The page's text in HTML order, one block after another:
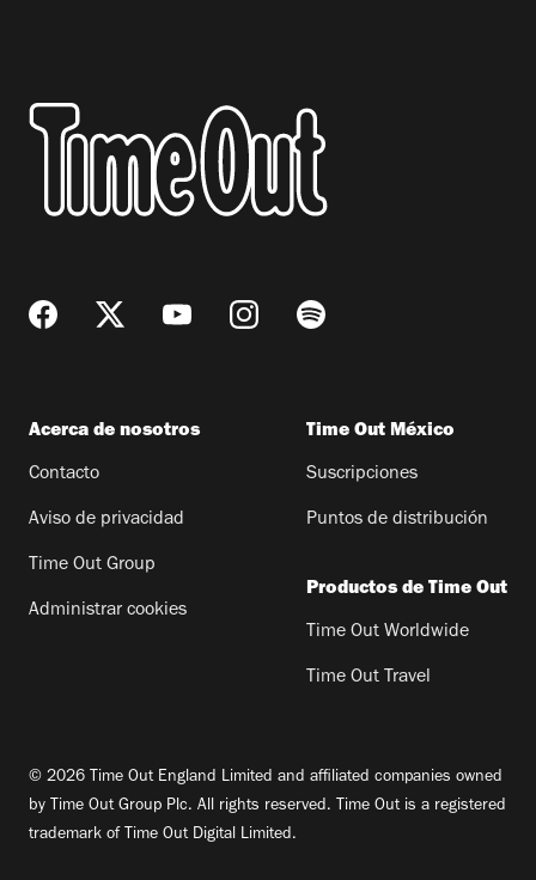
Acerca de nosotros
Contacto
Aviso de privacidad
Time Out Group
Administrar cookies
Time Out México
Suscripciones
Puntos de distribución
Productos de Time Out
Time Out Worldwide
Time Out Travel
© 2026 Time Out England Limited and affiliated companies owned
by Time Out Group Plc. All rights reserved. Time Out is a registered
trademark of Time Out Digital Limited.